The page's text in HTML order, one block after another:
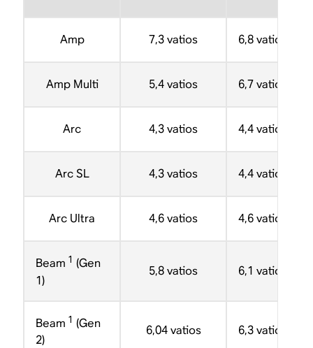
Amp 7,3 vatios 6,8 vatios
Amp Multi 5,4 vatios 6,7 vatios
Arc 4,3 vatios 4,4 vatios
Arc SL 4,3 vatios 4,4 vatios
Arc Ultra 4,6 vatios 4,6 vatios
Beam 1 (Gen
1)
5,8 vatios 6,1 vatios
Beam 1 (Gen
2)
6,04 vatios 6,3 vatios